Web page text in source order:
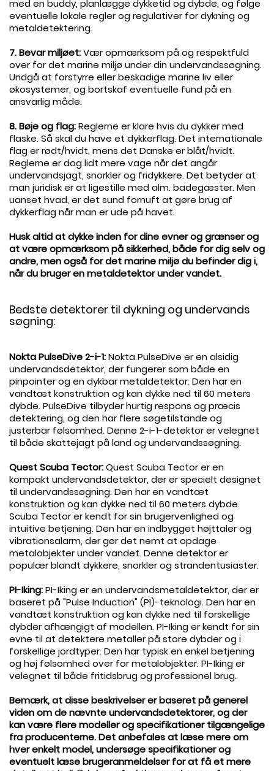
med en buddy, planlægge dykketid og dybde, og følge
eventuelle lokale regler og regulativer for dykning og
metaldetektering.
7. Bevar miljøet:Vær opmærksom på og respektfuld
over for det marine miljø under din undervandssøgning.
Undgå at forstyrre eller beskadige marine liv eller
økosystemer, og bortskaf eventuelle fund på en
ansvarlig måde.
8. Bøje og flag:Reglerne er klare hvis du dykker med
flaske. Så skal du have et dykkerflag. Det internationale
flag er rødt/hvidt, mens det Danske er blåt/hvidt.
Reglerne er dog lidt mere vage når det angår
undervandsjagt, snorkler og fridykkere. Det betyder at
man juridisk er at ligestille med alm. badegæster. Men
uanset hvad, er det sund fornuft at gøre brug af
dykkerflag når man er ude på havet.
Husk altid at dykke inden for dine evner og grænser og
at være opmærksom på sikkerhed, både for dig selv og
andre, men også for det marine miljø du befinder dig i,
når du bruger en metaldetektor under vandet.
Bedste detektorer til dykning og undervands
søgning:
Nokta PulseDive 2-i-1:Nokta PulseDive er en alsidig
undervandsdetektor, der fungerer som både en
pinpointer og en dykbar metaldetektor. Den har en
vandtæt konstruktion og kan dykke ned til 60 meters
dybde. PulseDive tilbyder hurtig respons og præcis
detektering, og den har flere søgetilstande og
justerbar følsomhed. Denne 2-i-1-detektor er velegnet
til både skattejagt på land og undervandssøgning.
Quest Scuba Tector:Quest Scuba Tector er en
kompakt undervandsdetektor, der er specielt designet
til undervandssøgning. Den har en vandtæt
konstruktion og kan dykke ned til 60 meters dybde.
Scuba Tector er kendt for sin brugervenlighed og
intuitive betjening. Den har en indbygget højttaler og
vibrationsalarm, der gør det nemt at opdage
metalobjekter under vandet. Denne detektor er
populær blandt dykkere, snorkler og strandentusiaster.
PI-Iking:PI-Iking er en undervandsmetaldetektor, der er
baseret på "Pulse Induction" (PI)-teknologi. Den har en
vandtæt konstruktion og kan dykke ned til forskellige
dybder afhængigt af modellen. PI-Iking er kendt for sin
evne til at detektere metaller på store dybder og i
forskellige jordtyper. Den har typisk en enkel betjening
og høj følsomhed over for metalobjekter. PI-Iking er
velegnet til både fritidsbrug og professionel brug.
Bemærk, at disse beskrivelser er baseret på generel
viden om de nævnte undervandsdetektorer, og der
kan være flere modeller og specifikationer tilgængelige
fra producenterne. Det anbefales at læse mere om
hver enkelt model, undersøge specifikationer og
eventuelt læse brugeranmeldelser for at få et mere